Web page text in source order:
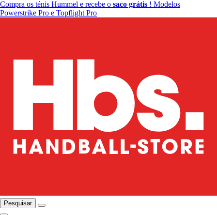
Compra os ténis Hummel e recebe o saco grátis ! Modelos
Powerstrike Pro e Topflight Pro
Pesquisar